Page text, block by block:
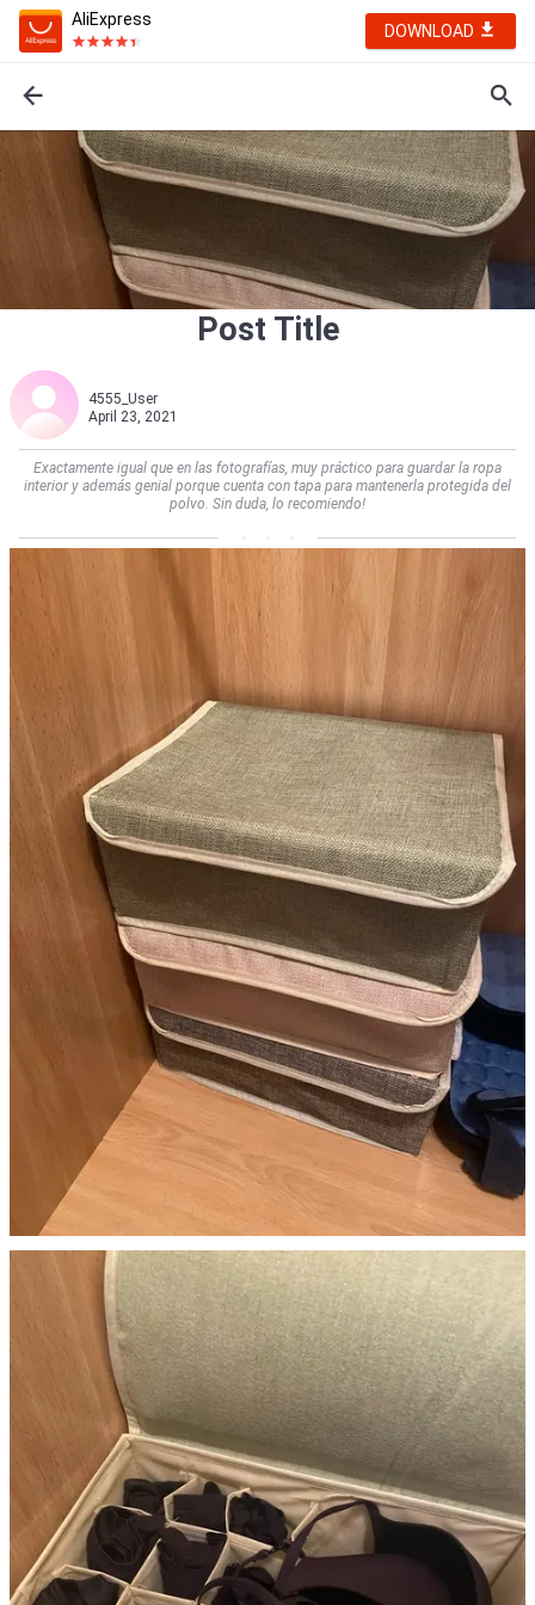
AliExpress
DOWNLOAD
Post Title
4555_User
April 23, 2021
Exactamente igual que en las fotografías, muy práctico para guardar la ropa
interior y además genial porque cuenta con tapa para mantenerla protegida del
polvo. Sin duda, lo recomiendo!